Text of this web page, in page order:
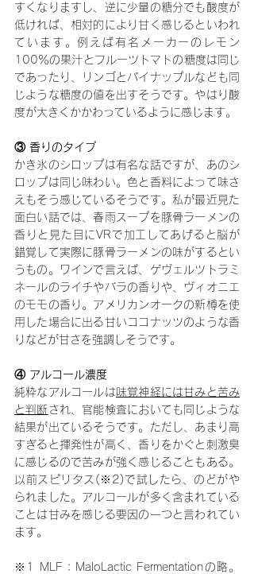
すくなりますし、逆に少量の糖分でも酸度が
低ければ、相対的により甘く感じるといわれ
ています。例えば有名メーカーのレモン
100％の果汁とフルーツトマトの糖度は同じ
であったり、リンゴとパイナップルなども同
じような糖度の値を出すそうです。やはり酸
度が大きくかかわっているように感じます。
③ 香りのタイプ
かき氷のシロップは有名な話ですが、あのシ
ロップは同じ味わい。色と香料によって味さ
えもそう感じているそうです。私が最近見た
面白い話では、春雨スープを豚骨ラーメンの
香りと見た目にVRで加工してあげると脳が
錯覚して実際に豚骨ラーメンの味がするとい
うもの。ワインで言えば、ゲヴェルツトラミ
ネールのライチやバラの香りや、ヴィオニエ
のモモの香り。アメリカンオークの新樽を使
用した場合に出る甘いココナッツのような香
りなどが甘さを強調しそうです。
④ アルコール濃度
純粋なアルコールは味覚神経には甘みと苦み
と判断され、官能検査においても同じような
結果が出ているそうです。ただし、あまり高
すぎると揮発性が高く、香りをかぐと刺激臭
に感じるので苦みが強く感じることもある。
以前スピリタス(※2)で試したら、のどがや
られました。アルコールが多く含まれている
ことは甘みを感じる要因の一つと言われてい
ます。
※1 MLF：MaloLactic Fermentationの略。